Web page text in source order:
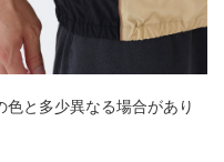
と多少異なる場合があり